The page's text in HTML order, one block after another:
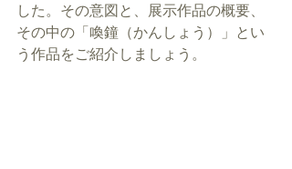
した。その意図と、展示作品の概要、
その中の「喚鐘（かんしょう）」とい
う作品をご紹介しましょう。